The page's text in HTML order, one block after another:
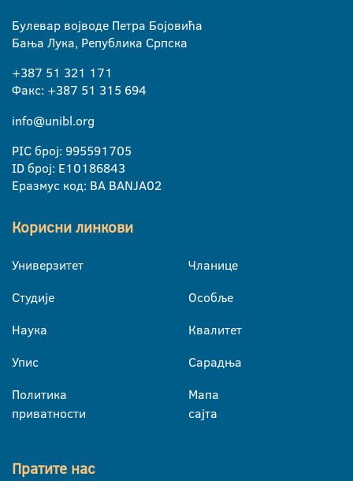
Булевар војводе Петра Бојовића
Бања Лука, Република Српска
+387 51 321 171
Факс: +387 51 315 694
info@unibl.org
PIC број: 995591705
ID број: E10186843
Еразмус код: BA BANJA02
Корисни линкови
Универзитет
Студије
Наука
Упис
Политика
приватности
Чланице
Особље
Квалитет
Сарадња
Мапа
сајта
Пратите нас